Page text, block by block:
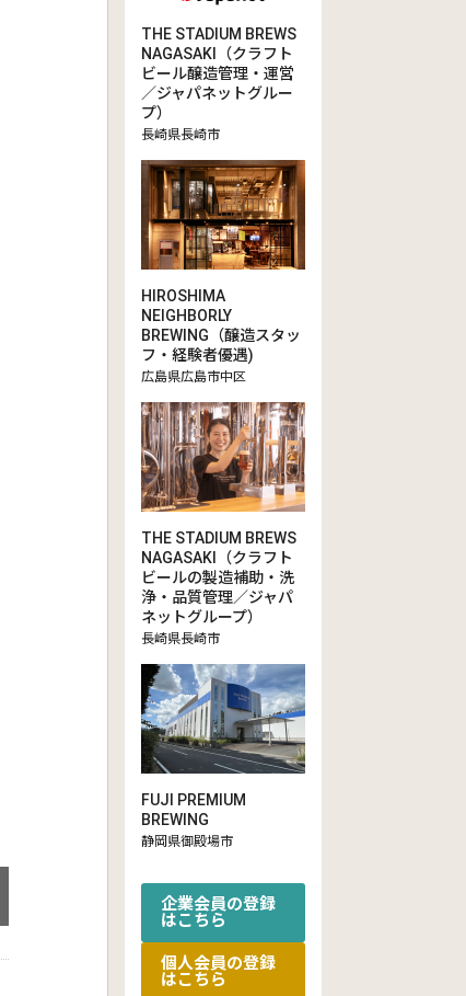
THE STADIUM BREWS
NAGASAKI（クラフト
ビール醸造管理・運営
／ジャパネットグルー
プ）
長崎県長崎市
HIROSHIMA
NEIGHBORLY
BREWING（醸造スタッ
フ・経験者優遇)
広島県広島市中区
THE STADIUM BREWS
NAGASAKI（クラフト
ビールの製造補助・洗
浄・品質管理／ジャパ
ネットグループ）
長崎県長崎市
FUJI PREMIUM
BREWING
静岡県御殿場市
企業会員の登録
はこちら
個人会員の登録
はこちら